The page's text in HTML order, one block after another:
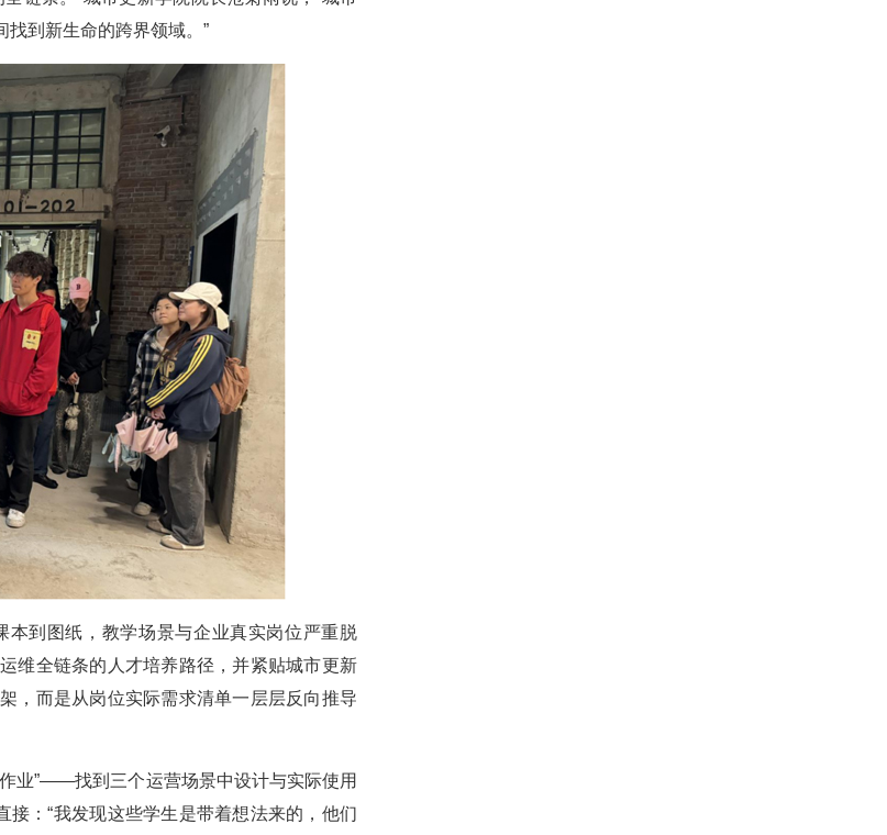
到新生命的跨界领域。”
到图纸，教学场景与企业真实岗位严重脱
维全链条的人才培养路径，并紧贴城市更新
，而是从岗位实际需求清单一层层反向推导
业”——找到三个运营场景中设计与实际使用
接：“我发现这些学生是带着想法来的，他们